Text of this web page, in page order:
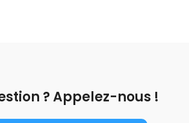
? Appelez-nous !